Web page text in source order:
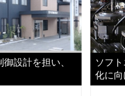
設計を担い、
ソフ
化に
お任